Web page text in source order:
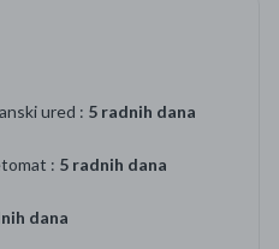
ured : 5 radnih dana
: 5 radnih dana
dana